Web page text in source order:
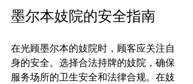
墨尔本妓院的安全指南
在光顾墨尔本的妓院时，顾客应关注自
身的安全。选择合法持牌的妓院，确保
服务场所的卫生安全和法律合规。在妓